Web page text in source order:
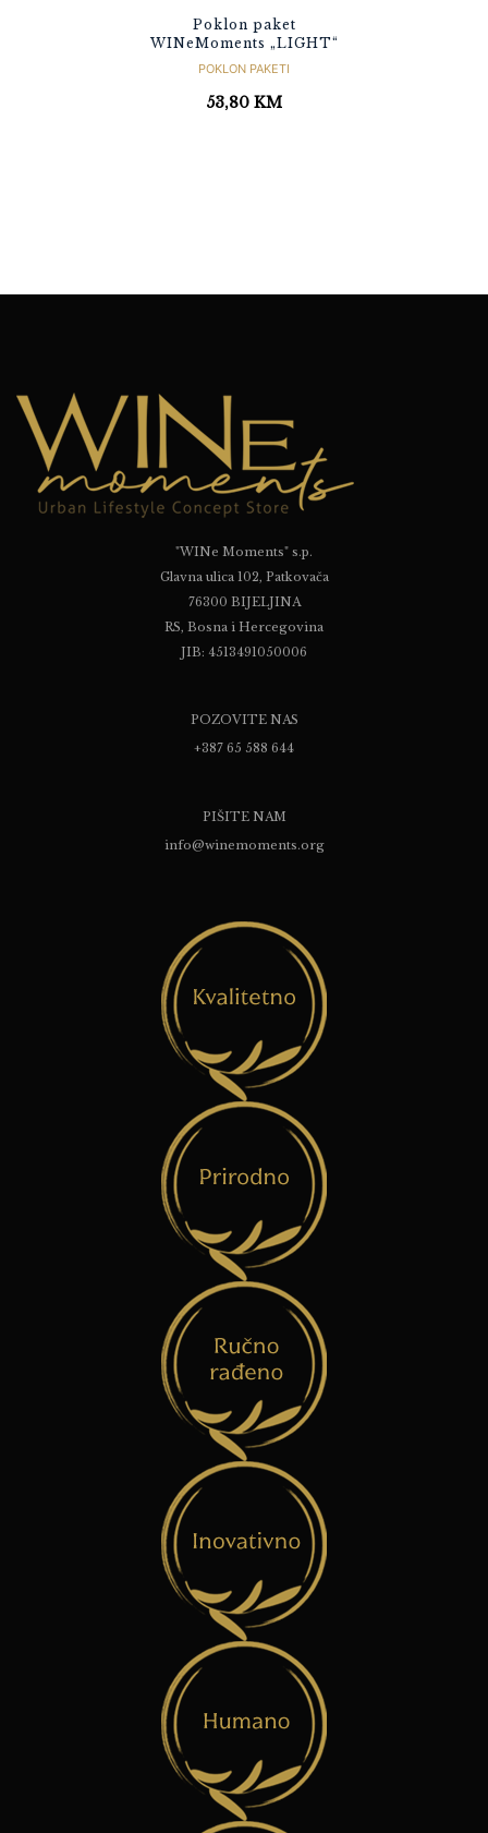
Poklon paket
WINeMoments „LIGHT“
POKLON PAKETI
53,80 KM
"WINe Moments" s.p.
Glavna ulica 102, Patkovača
76300 BIJELJINA
RS, Bosna i Hercegovina
JIB: 4513491050006
POZOVITE NAS
+387 65 588 644
PIŠITE NAM
info@winemoments.org